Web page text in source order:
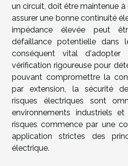
un circuit, doit être maintenue
assurer une bonne continuité
impédance élevée peut
défaillance potentielle
conséquent vital d'adopter
vérification rigoureuse pour
pouvant compromettre la
par extension, la sécurité
risques électriques sont
environnements industriels
risques commence par une
application strictes des
électrique.